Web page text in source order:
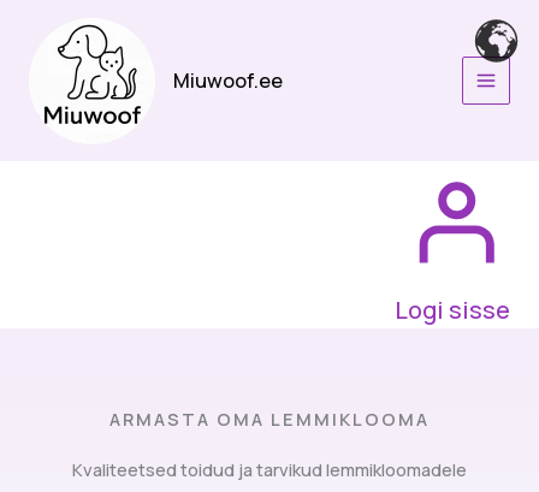
content
Miuwoof.ee
Logi sisse
ARMASTA OMA LEMMIKLOOMA
Kvaliteetsed toidud ja tarvikud lemmikloomadele